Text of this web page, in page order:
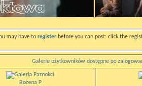
may have to register before you can post: click the
Galerie użytkowników dostępne po
Bożena P